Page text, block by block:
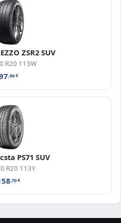
ZSR2 SUV
R20 113W
,90€
PS71 SUV
R20 113Y
,70€